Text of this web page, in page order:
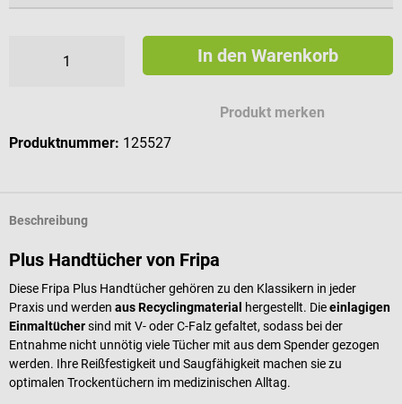
In den Warenkorb
Produkt merken
Produktnummer: 125527
Beschreibung
Plus Handtücher von Fripa
Diese Fripa Plus Handtücher gehören zu den Klassikern in jeder
Praxis und werden aus Recyclingmaterial hergestellt. Dieeinlagigen
Einmaltüchersind mit V- oder C-Falz gefaltet, sodass bei der
Entnahme nicht unnötig viele Tücher mit aus dem Spender gezogen
werden. Ihre Reißfestigkeit und Saugfähigkeit machen sie zu
optimalen Trockentüchern im medizinischen Alltag.